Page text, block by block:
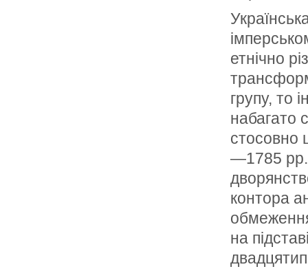
етнічно
групу, то
набагато
стосовно
—1785
контора
на